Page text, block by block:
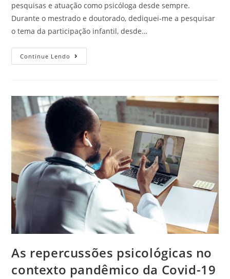
pesquisas e atuação como psicóloga desde sempre.
Durante o mestrado e doutorado, dediquei-me a pesquisar
o tema da participação infantil, desde…
Continue Lendo
As repercussões psicológicas no
contexto pandêmico da Covid-19